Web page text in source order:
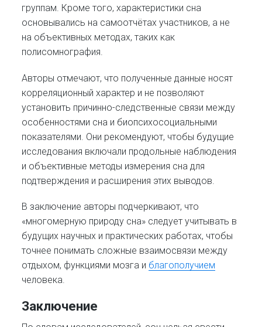
группам. Кроме того, характеристики сна
основывались на самоотчётах участников, а не
на объективных методах, таких как
полисомнография.
Авторы отмечают, что полученные данные носят
корреляционный характер и не позволяют
установить причинно-следственные связи между
особенностями сна и биопсихосоциальными
показателями. Они рекомендуют, чтобы будущие
исследования включали продольные наблюдения
и объективные методы измерения сна для
подтверждения и расширения этих выводов.
В заключение авторы подчеркивают, что
«многомерную природу сна» следует учитывать в
будущих научных и практических работах, чтобы
точнее понимать сложные взаимосвязи между
отдыхом, функциями мозга и благополучием
человека.
Заключение